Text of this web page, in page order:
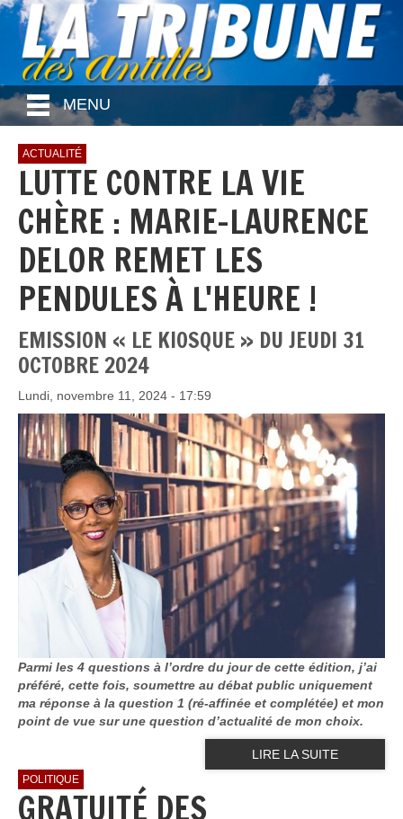
MENU
ACTUALITÉ
LUTTE CONTRE LA VIE
CHÈRE : MARIE-LAURENCE
DELOR REMET LES
PENDULES À L'HEURE !
EMISSION « LE KIOSQUE » DU JEUDI 31
OCTOBRE 2024
Lundi, novembre 11, 2024 - 17:59
Parmi les 4 questions à l’ordre du jour de cette édition, j’ai
préféré, cette fois, soumettre au débat public uniquement
ma réponse à la question 1 (ré-affinée et complétée) et mon
point de vue sur une question d’actualité de mon choix.
LIRE LA SUITE
POLITIQUE
GRATUITÉ DES